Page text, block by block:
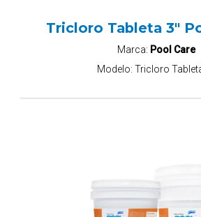
Tricloro Tableta 3"
Marca: Pool Care
Modelo:Tricloro